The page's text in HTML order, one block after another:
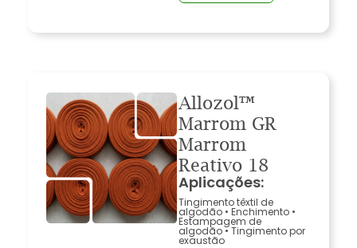
Allozol™
Marrom GR
Marrom
Reativo 18
Aplicações:
Tingimento têxtil de
algodão • Enchimento •
Estampagem de
algodão•Tingimento por
exaustão